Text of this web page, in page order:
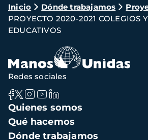
Ruta
de
navegación
Inicio Dónde trabajamos
PROYECTO 2020-2021 COLEGIOS
EDUCATIVOS
Navegación
principal
Quienes somos
Qué hacemos
Dónde trabajamos
Redes sociales